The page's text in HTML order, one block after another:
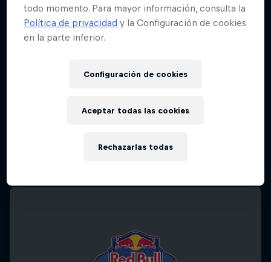
todo momento. Para mayor información, consulta la
Política de privacidad y la Configuración de cookies
en la parte inferior.
Configuración de cookies
Rechazarlas todas
Aceptar todas las cookies